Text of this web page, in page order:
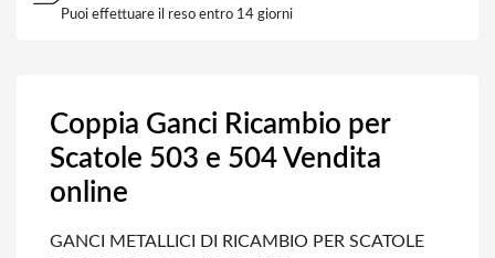
Puoi effettuare il reso entro 14 giorni
Coppia Ganci Ricambio per
Scatole 503 e 504 Vendita
online
GANCI METALLICI DI RICAMBIO PER SCATOLE